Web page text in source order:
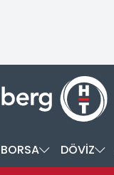
BORSA DÖVİZ